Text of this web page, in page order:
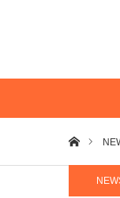
ホーム